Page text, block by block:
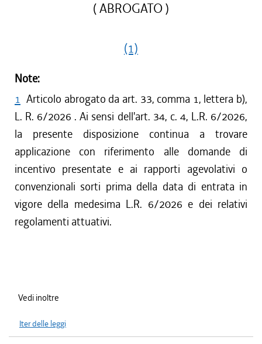
( ABROGATO )
(1)
Note:
1 Articolo abrogato da art. 33, comma 1, lettera b),
L. R. 6/2026 . Ai sensi dell'art. 34, c. 4, L.R. 6/2026,
la presente disposizione continua a trovare
applicazione con riferimento alle domande di
incentivo presentate e ai rapporti agevolativi o
convenzionali sorti prima della data di entrata in
vigore della medesima L.R. 6/2026 e dei relativi
regolamenti attuativi.
Vedi inoltre
Iter delle leggi